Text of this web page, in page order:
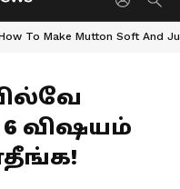
To Make Mutton Soft And
விஷயம்